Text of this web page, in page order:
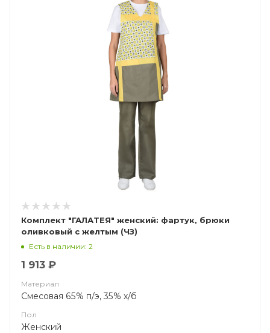
Комплект "ГАЛАТЕЯ" женский: фартук, брюки
оливковый с желтым (ЧЗ)
Есть в наличии: 2
1 913 ₽
Материал
Смесовая 65% п/э, 35% х/б
Пол
Женский